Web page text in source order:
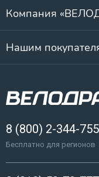
Компания
Нашим
8 (800) 2-344-755
Бесплатно для регионов